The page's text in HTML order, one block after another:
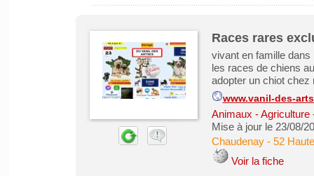
Races rares
vivant en famille
les races de chiens
adopter un chiot chez
www.vanil-des-
Animaux - Agriculture
Mise à jour le 23/08/
Chaudenay- 52
Voir la fiche